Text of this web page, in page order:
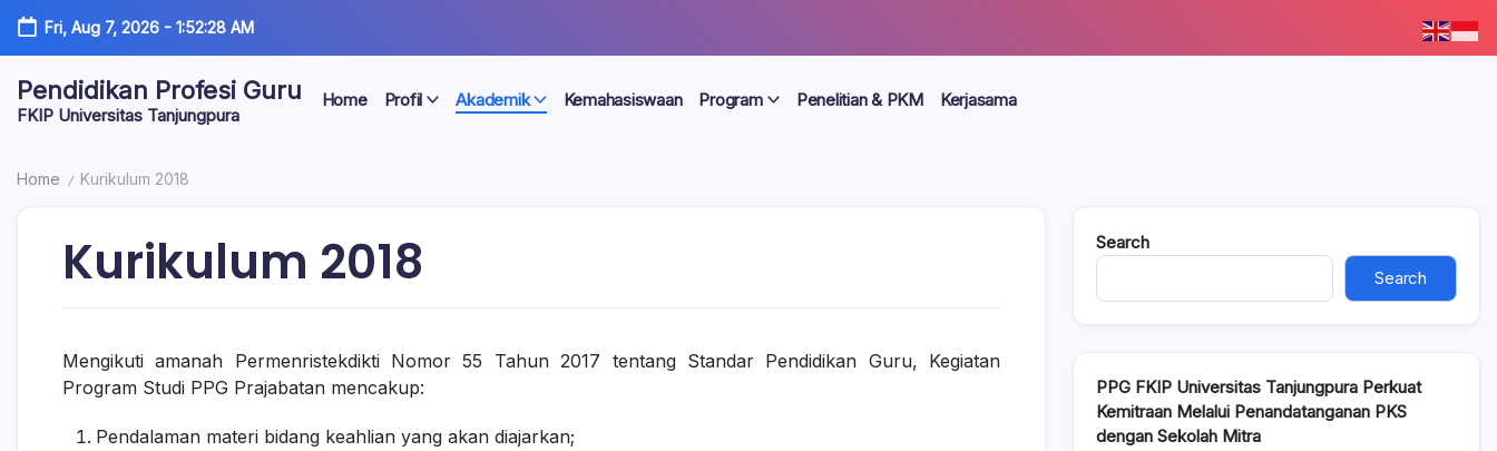
Fri, Aug 7, 2026- 1:52:29 AM
Pendidikan Profesi Guru
FKIP Universitas Tanjungpura
Home Profil Akademik Kemahasiswaan Program Penelitian & PKM Kerjasama
Home / Kurikulum 2018
Kurikulum 2018
Mengikuti amanah Permenristekdikti Nomor 55 Tahun 2017 tentang Standar Pendidikan Guru, Kegiatan
Program Studi PPG Prajabatan mencakup:
Pendalaman materi bidang keahlian yang akan diajarkan;
Search
Search
PPG FKIP Universitas Tanjungpura Perkuat
Kemitraan Melalui Penandatanganan PKS
dengan Sekolah Mitra